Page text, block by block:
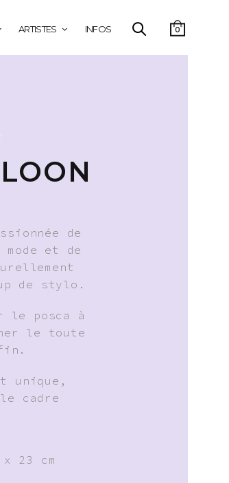
ARTISTES INFOS 0
de
et de
de stylo.
le posca à
le toute
unique,
cadre
23 cm